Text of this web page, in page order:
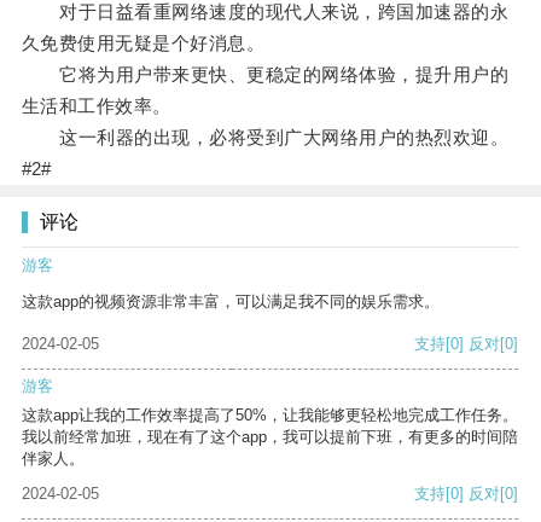
对于日益看重网络速度的现代人来说，跨国加速器的永
久免费使用无疑是个好消息。
它将为用户带来更快、更稳定的网络体验，提升用户的
生活和工作效率。
这一利器的出现，必将受到广大网络用户的热烈欢迎。
#2#
评论
游客
这款app的视频资源非常丰富，可以满足我不同的娱乐需求。
2024-02-05 支持[0] 反对[0]
游客
这款app让我的工作效率提高了50%，让我能够更轻松地完成工作任务。
我以前经常加班，现在有了这个app，我可以提前下班，有更多的时间陪
伴家人。
2024-02-05
支持[0] 反对[0]